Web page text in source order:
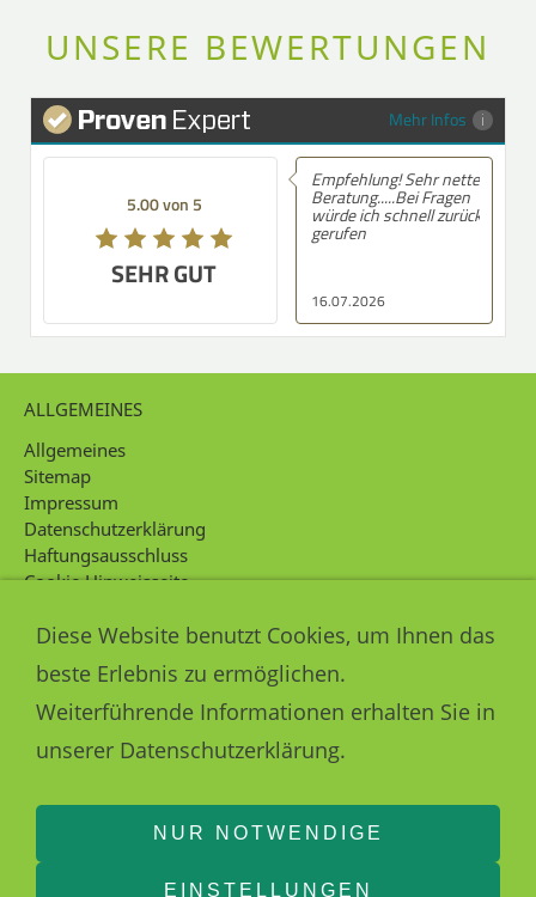
UNSERE BEWERTUNGEN
Mehr Infos
5.00 von 5
SEHR GUT
16.07.2026
Empfehlung! Sehr nette
Beratung.....Bei Fragen
würde ich schnell zurück
gerufen
ALLGEMEINES
Allgemeines
Sitemap
Impressum
Datenschutzerklärung
Haftungsausschluss
Cookie Hinweisseite
KONTAKT
Diese Website benutzt Cookies, um Ihnen das
beste Erlebnis zu ermöglichen.
Weiterführende Informationen erhalten Sie in
unserer Datenschutzerklärung.
NUR NOTWENDIGE
EINSTELLUNGEN